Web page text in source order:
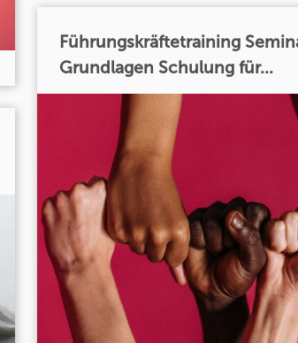
Führungskräftetraining
Grundlagen Schulung für...